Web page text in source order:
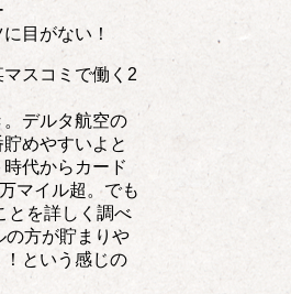
目がない！
スコミで働く2
デルタ航空の
めやすいよと
代からカード
マイル超。でも
とを詳しく調べ
の方が貯まりや
という感じの